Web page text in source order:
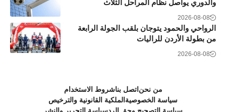
والدوري يواصل نظام المراحل الثلاث
2026-08-08
الرواحي والحمود يتوجان بلقب الجولة الرابعة
من بطولة الأردن للراليات
2026-08-08
من نحن اتصل بناشروط الاستخدام
سياسة الخصوصية الملكية القانونية والترخيص
سياسة التصحيح وحق الردسياسة التحرير والنشر